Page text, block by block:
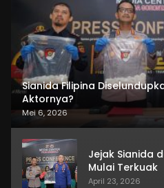
Sianida Filipina
Aktornya?
Mei 6, 2026
Jejak Sianida
Mulai Terkuak
April 23, 2026